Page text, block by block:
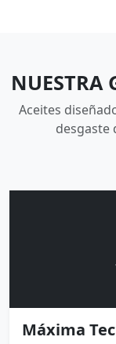
NUESTRA
Aceites
desgaste
Máxima